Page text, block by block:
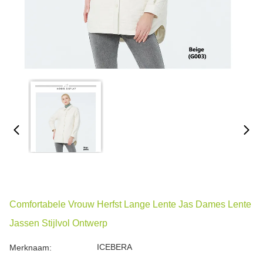
Comfortabele Vrouw Herfst Lange Lente Jas Dames Lente
Jassen Stijlvol Ontwerp
Merknaam: ICEBERA